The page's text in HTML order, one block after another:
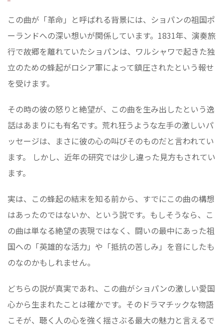
この曲が「革命」と呼ばれる背景には、ショパンの祖国ポ
ーランドへの深い想いが関係しています。1831年、演奏旅
行で故郷を離れていたショパンは、ワルシャワで起きた独
立のための蜂起がロシア軍によって鎮圧されたという報せ
を受けます。
その時の彼の怒りと絶望が、この曲を生み出したという逸
話はあまりにも有名です。荒れ狂うような左手の激しいパ
ッセージは、まさに彼の心の叫びそのものだと言われてい
ます。 しかし、近年の研究では少し違った見方もされてい
ます。
実は、この蜂起の結末を知る前から、すでにこの曲の構想
はあったのではないか、という説です。もしそうなら、こ
の曲は単なる絶望の表現ではなく、闘いの最中にあった祖
国への「英雄的な活力」や「抵抗の苦しみ」を音にしたも
のなのかもしれません。
どちらの説が真実であれ、この曲がショパンの激しい愛国
心から生まれたことは確かです。そのドラマチックな物語
こそが、聴く人の心を強く揺さぶる最大の魅力と言えるで